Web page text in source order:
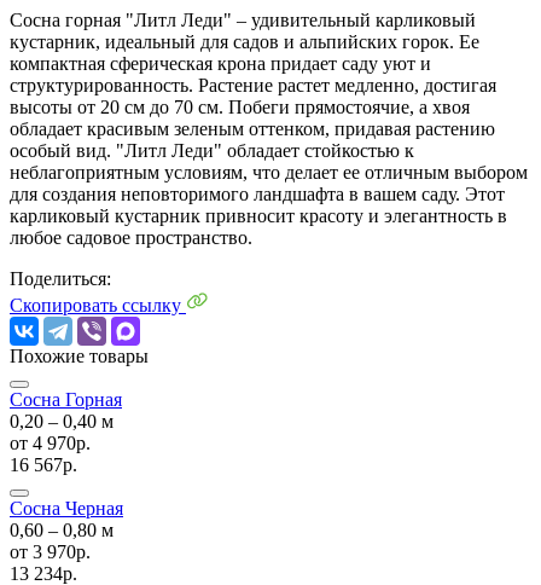
Сосна горная "Литл Леди" – удивительный карликовый
кустарник, идеальный для садов и альпийских горок. Ее
компактная сферическая крона придает саду уют и
структурированность. Растение растет медленно, достигая
высоты от 20 см до 70 см. Побеги прямостоячие, а хвоя
обладает красивым зеленым оттенком, придавая растению
особый вид. "Литл Леди" обладает стойкостью к
неблагоприятным условиям, что делает ее отличным выбором
для создания неповторимого ландшафта в вашем саду. Этот
карликовый кустарник привносит красоту и элегантность в
любое садовое пространство.
Поделиться:
Скопировать ссылку
Похожие товары
Сосна Горная
0,20 ‒ 0,40 м
от 4 970р.
16 567р.
Сосна Черная
0,60 ‒ 0,80 м
от 3 970р.
13 234р.